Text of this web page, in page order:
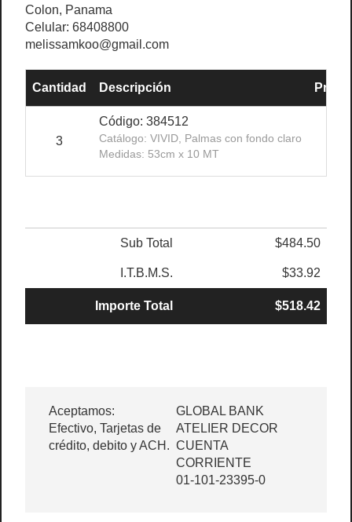
Colon, Panama
Celular: 68408800
melissamkoo@gmail.com
Cantidad Descripción
3
Código: 384512
Catálogo: VIVID, Palmas con fondo claro
Medidas: 53cm x 10 MT
Sub Total $484.50
I.T.B.M.S. $33.92
Importe Total $518.42
Aceptamos:
Efectivo, Tarjetas de
crédito, debito y ACH.
GLOBAL BANK
ATELIER DECOR
CUENTA
CORRIENTE
01-101-23395-0